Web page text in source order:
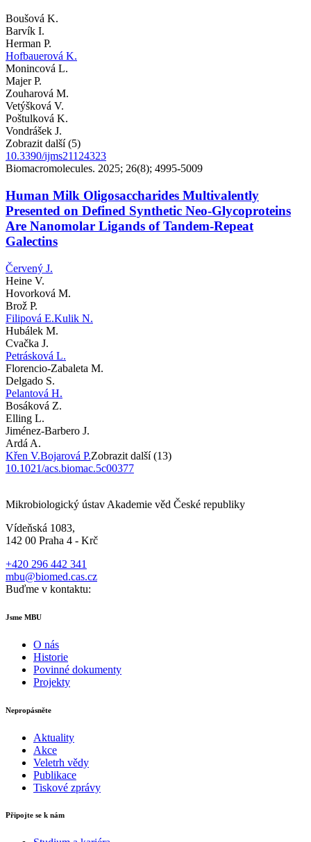
Boušová K.
Barvík I.
Herman P.
Hofbauerová K.
Monincová L.
Majer P.
Zouharová M.
Vetýšková V.
Poštulková K.
Vondrášek J.
Zobrazit další (5)
10.3390/ijms21124323
Biomacromolecules. 2025; 26(8); 4995-5009
Human Milk Oligosaccharides Multivalently
Presented on Defined Synthetic Neo-Glycoproteins
Are Nanomolar Ligands of Tandem-Repeat
Galectins
Červený J.
Heine V.
Hovorková M.
Brož P.
Filipová E.Kulik N.
Hubálek M.
Cvačka J.
Petrásková L.
Florencio-Zabaleta M.
Delgado S.
Pelantová H.
Bosáková Z.
Elling L.
Jiménez-Barbero J.
Ardá A.
Křen V.Bojarová P.Zobrazit další (13)
10.1021/acs.biomac.5c00377
Mikrobiologický ústav Akademie věd České republiky
Vídeňská 1083,
142 00 Praha 4 - Krč
+420 296 442 341
mbu@biomed.cas.cz
Buďme v kontaktu:
Jsme MBU
O nás
Historie
Povinné dokumenty
Projekty
Nepropásněte
Aktuality
Akce
Veletrh vědy
Publikace
Tiskové zprávy
Připojte se k nám